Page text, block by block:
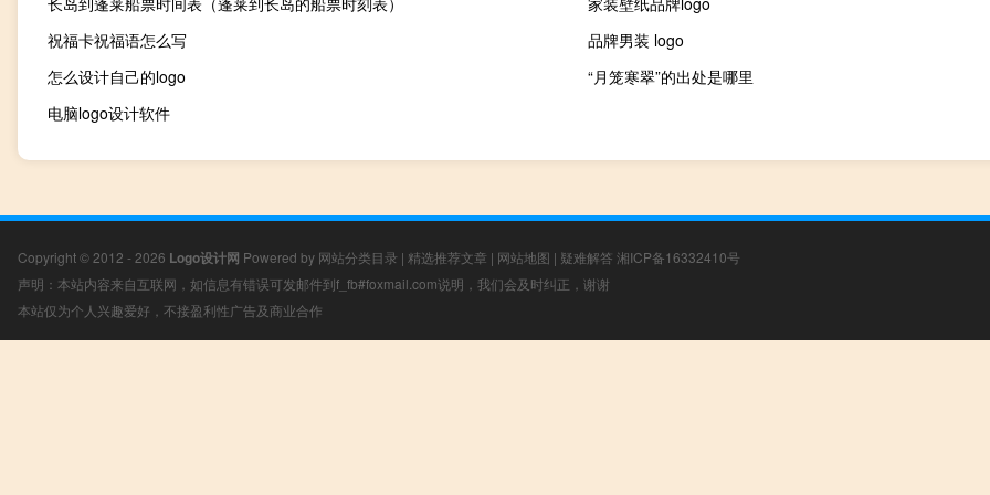
祝福卡祝福语怎么写
品牌男装 logo
怎么设计自己的logo
“月笼寒翠”的出处是哪里
电脑logo设计软件
Copyright © 2012 - 2026 Logo设计网 Powered by 网站分类目录 | 精选推荐文章 | 网站地图 | 疑难解答 湘ICP备16332410号
声明：本站内容来自互联网，如信息有错误可发邮件到f_fb#foxmail.com说明，我们会及时纠正，谢谢
本站仅为个人兴趣爱好，不接盈利性广告及商业合作